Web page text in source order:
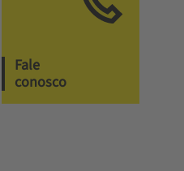
Fale
conosco